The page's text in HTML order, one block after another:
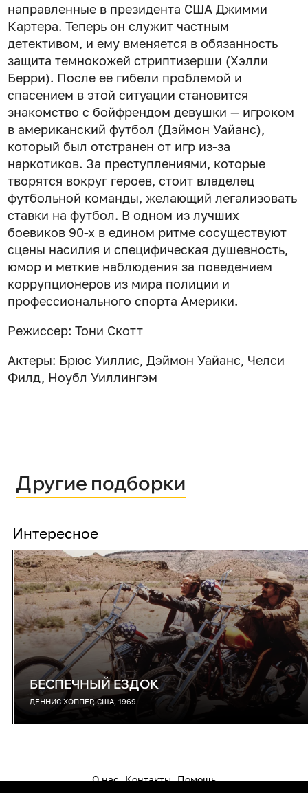
направленные в президента США Джимми
Картера. Теперь он служит частным
детективом, и ему вменяется в обязанность
защита темнокожей стриптизерши (Хэлли
Берри). После ее гибели проблемой и
спасением в этой ситуации становится
знакомство с бойфрендом девушки — игроком
в американский футбол (Дэймон Уайанс),
который был отстранен от игр из-за
наркотиков. За преступлениями, которые
творятся вокруг героев, стоит владелец
футбольной команды, желающий легализовать
ставки на футбол. В одном из лучших
боевиков 90-х в едином ритме сосуществуют
сцены насилия и специфическая душевность,
юмор и меткие наблюдения за поведением
коррупционеров из мира полиции и
профессионального спорта Америки.
Режиссер: Тони Скотт
Актеры: Брюс Уиллис, Дэймон Уайанс, Челси
Филд, Ноубл Уиллингэм
Другие подборки
Интересное
БЕСПЕЧНЫЙ ЕЗДОК
ДЕННИС ХОППЕР, США, 1969
О нас Контакты Помощь